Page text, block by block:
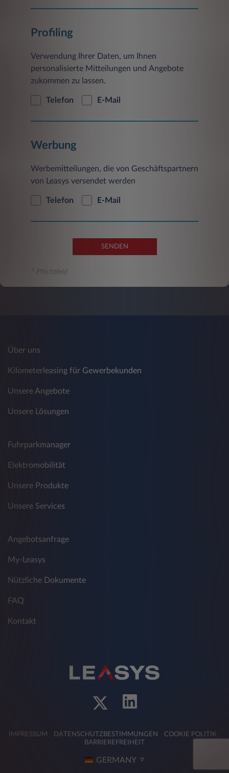
Profiling
Verwendung Ihrer Daten, um Ihnen
personalisierte Mitteilungen und Angebote
zukommen zu lassen.
Telefon E-Mail
Werbung
Werbemitteilungen, die von Geschäftspartnern
von Leasys versendet werden
Telefon E-Mail
SENDEN
* Pflichtfeld
Über uns
Kilometerleasing für Gewerbekunden
Unsere Angebote
Unsere Lösungen
Fuhrparkmanager
Elektromobilität
Unsere Produkte
Unsere Services
Angebotsanfrage
My-Leasys
Nützliche Dokumente
FAQ
Kontakt
IMPRESSUM DATENSCHUTZBESTIMMUNGEN
COOKIE POLITIK
BARRIEREFREIHEIT
GERMANY